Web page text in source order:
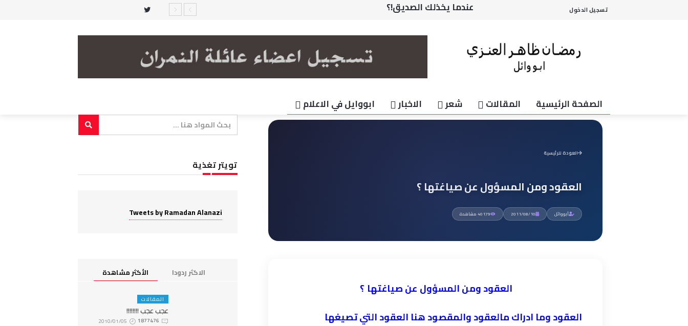
تسجيل الدخول من يقف خلف ارتفاع العقارات
تكثيف التدريب واعطاء الدورات السلوكيه والأداريه
مراجعة نظام المقررات
عندما يخذلك الصديق!؟
الصفحة الرئيسية المقالات شعر الاخبار ابووايل في الاعلام
العودة للرئيسية
العقود ومن المسؤول عن صياغتها ؟
أبووائل 2011/08/10 40179 مشاهدة
العقود ومن المسؤول عن صياغتها ؟
العقود وما ادراك مالعقود والمقصود هنا العقود التي تصيغها
تويتر تغذية
Tweets by Ramadan Alanazi
الأكثر مشاهدة الاكثر ردودا
المقالات
عجب عجب !!!!!!!!